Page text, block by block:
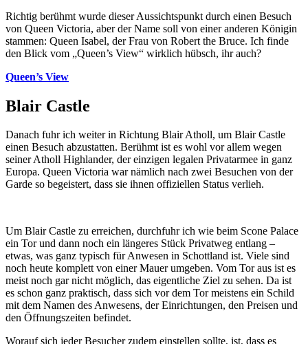
Richtig berühmt wurde dieser Aussichtspunkt durch einen Besuch
von Queen Victoria, aber der Name soll von einer anderen Königin
stammen: Queen Isabel, der Frau von Robert the Bruce. Ich finde
den Blick vom „Queen’s View“ wirklich hübsch, ihr auch?
Queen’s View
Blair Castle
Danach fuhr ich weiter in Richtung Blair Atholl, um Blair Castle
einen Besuch abzustatten. Berühmt ist es wohl vor allem wegen
seiner Atholl Highlander, der einzigen legalen Privatarmee in ganz
Europa. Queen Victoria war nämlich nach zwei Besuchen von der
Garde so begeistert, dass sie ihnen offiziellen Status verlieh.
Um Blair Castle zu erreichen, durchfuhr ich wie beim Scone Palace
ein Tor und dann noch ein längeres Stück Privatweg entlang –
etwas, was ganz typisch für Anwesen in Schottland ist. Viele sind
noch heute komplett von einer Mauer umgeben. Vom Tor aus ist es
meist noch gar nicht möglich, das eigentliche Ziel zu sehen. Da ist
es schon ganz praktisch, dass sich vor dem Tor meistens ein Schild
mit dem Namen des Anwesens, der Einrichtungen, den Preisen und
den Öffnungszeiten befindet.
Worauf sich jeder Besucher zudem einstellen sollte, ist, dass es